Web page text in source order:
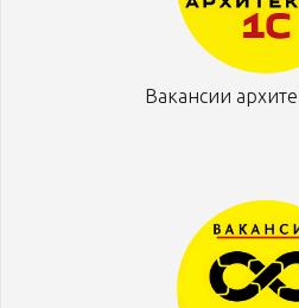
Вакансии